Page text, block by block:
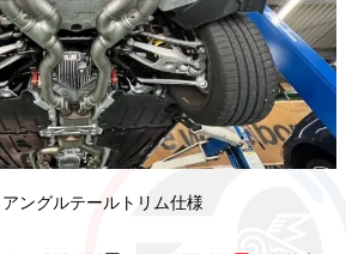
ングルテールトリム仕様